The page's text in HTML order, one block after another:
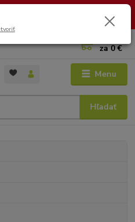
· Objednávky vybavíme po
Menu
Hľadať
za0 €